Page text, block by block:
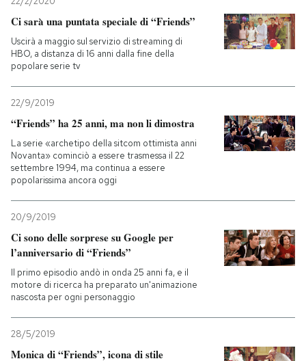
Ci sarà una puntata speciale di “Friends”
Uscirà a maggio sul servizio di streaming di
HBO, a distanza di 16 anni dalla fine della
popolare serie tv
22/9/2019
“Friends” ha 25 anni, ma non li dimostra
La serie «archetipo della sitcom ottimista anni
Novanta» cominciò a essere trasmessa il 22
settembre 1994, ma continua a essere
popolarissima ancora oggi
20/9/2019
Ci sono delle sorprese su Google per
l’anniversario di “Friends”
Il primo episodio andò in onda 25 anni fa, e il
motore di ricerca ha preparato un'animazione
nascosta per ogni personaggio
28/5/2019
Monica di “Friends”, icona di stile